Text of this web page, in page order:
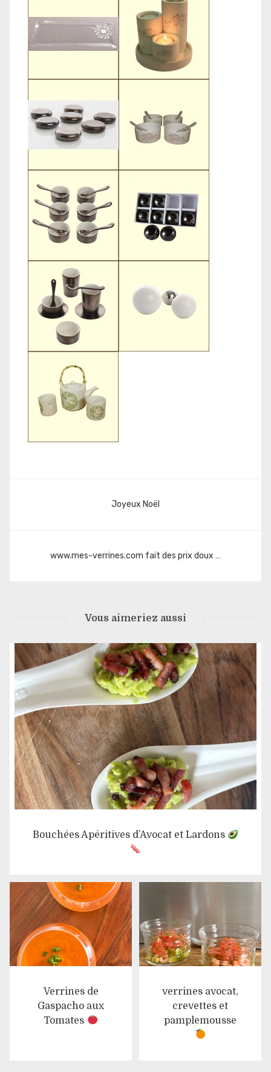
Joyeux Noël
www.mes-verrines.com fait des prix doux …
Vous aimeriez aussi
Bouchées Apéritives d’Avocat et Lardons
Verrines de
Gaspacho aux
Tomates
verrines avocat,
crevettes et
pamplemousse